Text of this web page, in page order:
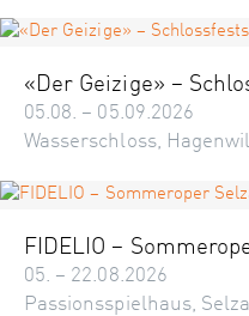
«Der Geizige» –
05.08. – 05.09.2026
Wasserschloss, Hagenwil
FIDELIO –
05. – 22.08.2026
Passionsspielhaus,